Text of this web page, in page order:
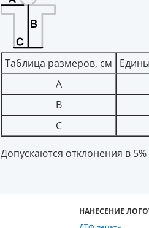
Таблица размеров, см
A
B
C
Допускаются отклонения в
НАНЕСЕНИЕ